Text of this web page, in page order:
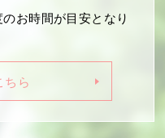
のお時間が目安となり
ちら